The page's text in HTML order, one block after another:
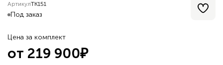
АртикулTK151
Под заказ
Цена за комплект
от 219 900₽